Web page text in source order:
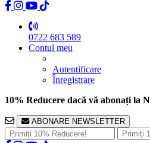
0722 683 589
Contul meu
Autentificare
Înregistrare
10% Reducere dacă vă abonați la
ABONARE NEWSLETTER